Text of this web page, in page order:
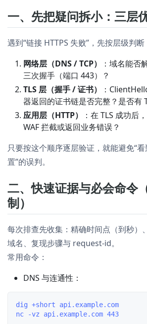
一、先把疑问拆小：三层
遇到“链接 HTTPS 失败”，先按层级判断
网络层（DNS / TCP）
：域名能否
三次握手（端口 443）？
TLS 层（握手 / 证书）
：
器返回的证书链是否完整？是否有
应用层（HTTP）
：在 TLS 成功后
WAF 拦截或返回业务错误？
只要按这个顺序逐层验证，就能避免“
置”的误判。
二、快速证据与必会命令
制）
每次排查先收集：精确时间点（到秒）
域名、复现步骤与 request-id。
常用命令：
DNS 与连通性：
dig +short api.example.com